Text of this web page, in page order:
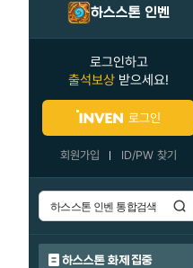
하스스톤 인벤
로그인하고
출석보상 받으세요!
로그인
회원가입 ID/PW 찾기
하스스톤 화제 집중